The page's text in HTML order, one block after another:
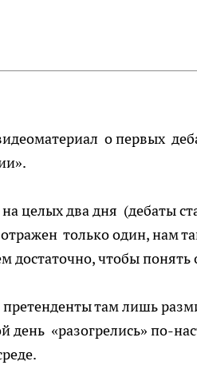
о первых
целых два дня (дебаты
только один, нам
достаточно, чтобы
там лишь
день «разогрелись» по-